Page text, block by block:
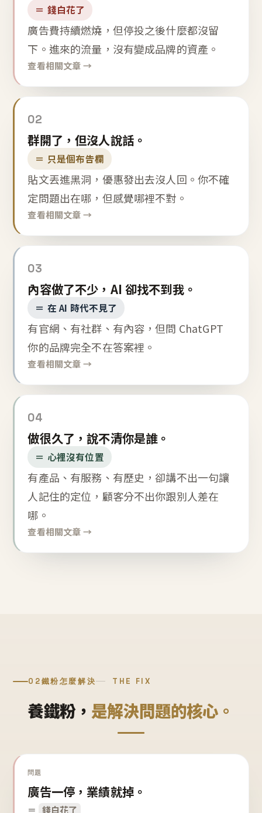
＝ 錢白花了
廣告費持續燃燒，但停投之後什麼都沒留
下。進來的流量，沒有變成品牌的資產。
查看相關文章 →
02
群開了，但沒人說話。
＝ 只是個布告欄
貼文丟進黑洞，優惠發出去沒人回。你不確
定問題出在哪，但感覺哪裡不對。
查看相關文章 →
03
內容做了不少，AI 卻找不到我。
＝ 在 AI 時代不見了
有官網、有社群、有內容，但問 ChatGPT
你的品牌完全不在答案裡。
查看相關文章 →
04
做很久了，說不清你是誰。
＝ 心裡沒有位置
有產品、有服務、有歷史，卻講不出一句讓
人記住的定位，顧客分不出你跟別人差在
哪。
查看相關文章 →
02鐵粉怎麼解決 THE FIX
養鐵粉， 是解決問題的核心。
問題
廣告一停，業績就掉。
＝ 錢白花了